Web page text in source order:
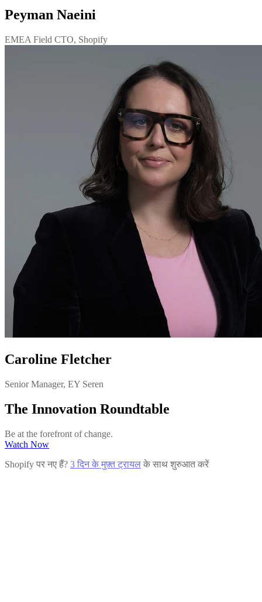
Peyman Naeini
EMEA Field CTO, Shopify
Caroline Fletcher
Senior Manager, EY Seren
The Innovation Roundtable
Be at the forefront of change.
Watch Now
Shopify पर नए हैं? 3 दिन के मुफ़्त ट्रायल के साथ शुरुआत करें